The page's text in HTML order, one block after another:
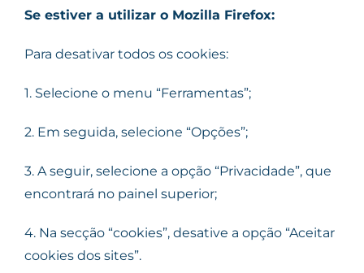
Se estiver a utilizar o Mozilla Firefox:
Para desativar todos os cookies:
1. Selecione o menu “Ferramentas”;
2. Em seguida, selecione “Opções”;
3. A seguir, selecione a opção “Privacidade”, que
encontrará no painel superior;
4. Na secção “cookies”, desative a opção “Aceitar
cookies dos sites”.